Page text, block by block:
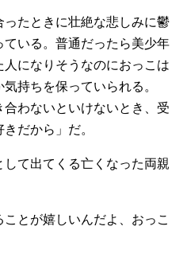
たときに壮絶な悲しみに鬱
いる。普通だったら美少年
になりそうなのにおっこは
持ちを保っていられる。
わないといけないとき、受
だから」だ。
て出てくる亡くなった両親
ことが嬉しいんだよ、おっこ